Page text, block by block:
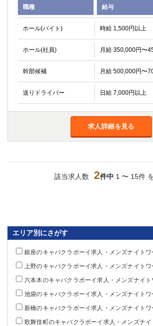
職種 給与
ホール(バイト) 時給 1,500円以上
ホール(社員) 月給 350,000円〜
幹部候補 月給 500,000円〜
送りドライバー 日給 7,000円以上
求人詳細を見る
該当求人数 2件中 1 〜 15件
エリア別にさがす
銀座のキャバクラボーイ求人・メンズナイトワ
上野のキャバクラボーイ求人・メンズナイトワ
六本木のキャバクラボーイ求人・メンズナイト
池袋のキャバクラボーイ求人・メンズナイトワ
新橋のキャバクラボーイ求人・メンズナイトワ
歌舞伎町のキャバクラボーイ求人・メンズナイ
関内・馬車道・日ノ出町
武蔵新城
戸塚
たまプラーザ
相模原
桜木町
埼玉県
大宮
南越谷
川越
南浦和
川口
船橋
成田
千葉
西船橋
佐倉
柏（西口）
木更津
柏（東口）
下総中山
茂原
松戸
八千代台
本八幡